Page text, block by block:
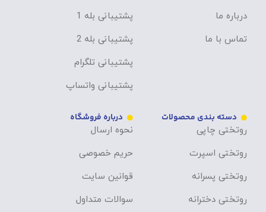
درباره ما
تماس با ما
پشتیبانی بله 1
پشتیبانی بله 2
پشتیبانی تلگرام
پشتیبانی واتساپ
دسته بندی محصولات
روتختی چاپی
روتختی اسپرت
روتختی پسرانه
روتختی دخترانه
درباره فروشگاه
نحوه ارسال
حریم خصوصی
قوانین سایت
سوالات متداول